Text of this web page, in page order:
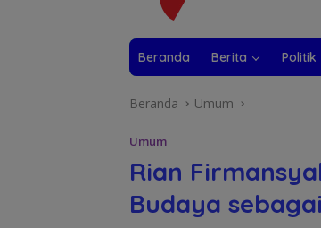
Beranda Berita Politik
Beranda Umum
Umum
Rian
Budaya